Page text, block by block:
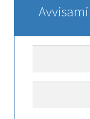
quantità